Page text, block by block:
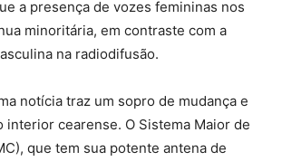
a presença de vozes femininas nos
minoritária, em contraste com a
na radiodifusão.
notícia traz um sopro de mudança e
interior cearense. O Sistema Maior de
que tem sua potente antena de